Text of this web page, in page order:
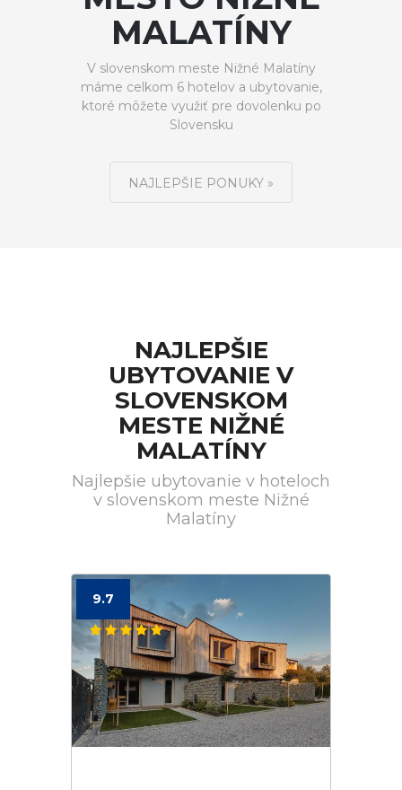
MALATÍNY
V slovenskom meste Nižné Malatíny
máme celkom 6 hotelov a ubytovanie,
ktoré môžete využiť pre dovolenku po
Slovensku
NAJLEPŠIE PONUKY »
NAJLEPŠIE
UBYTOVANIE V
SLOVENSKOM
MESTE NIŽNÉ
MALATÍNY
Najlepšie ubytovanie v hoteloch
v slovenskom meste Nižné
Malatíny
9.7